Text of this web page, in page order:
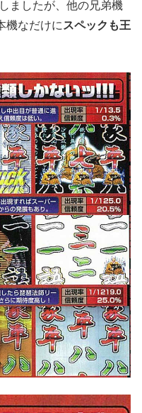
ましたが、他の兄弟機
機なだけに スペックも王